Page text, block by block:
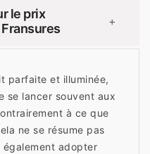
le prix
+
parfaite et illuminée,
se lancer souvent aux
à ce que
ne se résume pas
adopter